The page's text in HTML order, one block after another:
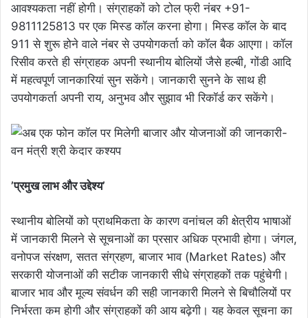
आवश्यकता नहीं होगी। संग्राहकों को टोल फ्री नंबर +91-
9811125813 पर एक मिस्ड कॉल करना होगा। मिस्ड कॉल के बाद
911 से शुरू होने वाले नंबर से उपयोगकर्ता को कॉल बैक आएगा। कॉल
रिसीव करते ही संग्राहक अपनी स्थानीय बोलियों जैसे हल्बी, गोंडी आदि
में महत्वपूर्ण जानकारियां सुन सकेंगे। जानकारी सुनने के साथ ही
उपयोगकर्ता अपनी राय, अनुभव और सुझाव भी रिकॉर्ड कर सकेंगे।
’प्रमुख लाभ और उद्देश्य’
स्थानीय बोलियों को प्राथमिकता के कारण वनांचल की क्षेत्रीय भाषाओं
में जानकारी मिलने से सूचनाओं का प्रसार अधिक प्रभावी होगा। जंगल,
वनोपज संरक्षण, सतत संग्रहण, बाजार भाव (Market Rates) और
सरकारी योजनाओं की सटीक जानकारी सीधे संग्राहकों तक पहुंचेगी।
बाजार भाव और मूल्य संवर्धन की सही जानकारी मिलने से बिचौलियों पर
निर्भरता कम होगी और संग्राहकों की आय बढ़ेगी। यह केवल सूचना का